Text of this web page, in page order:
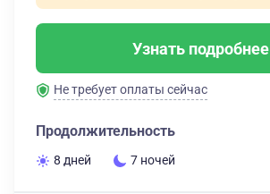
Узнать подробнее
Не требует оплаты сейчас
Продолжительность
8 дней 7 ночей